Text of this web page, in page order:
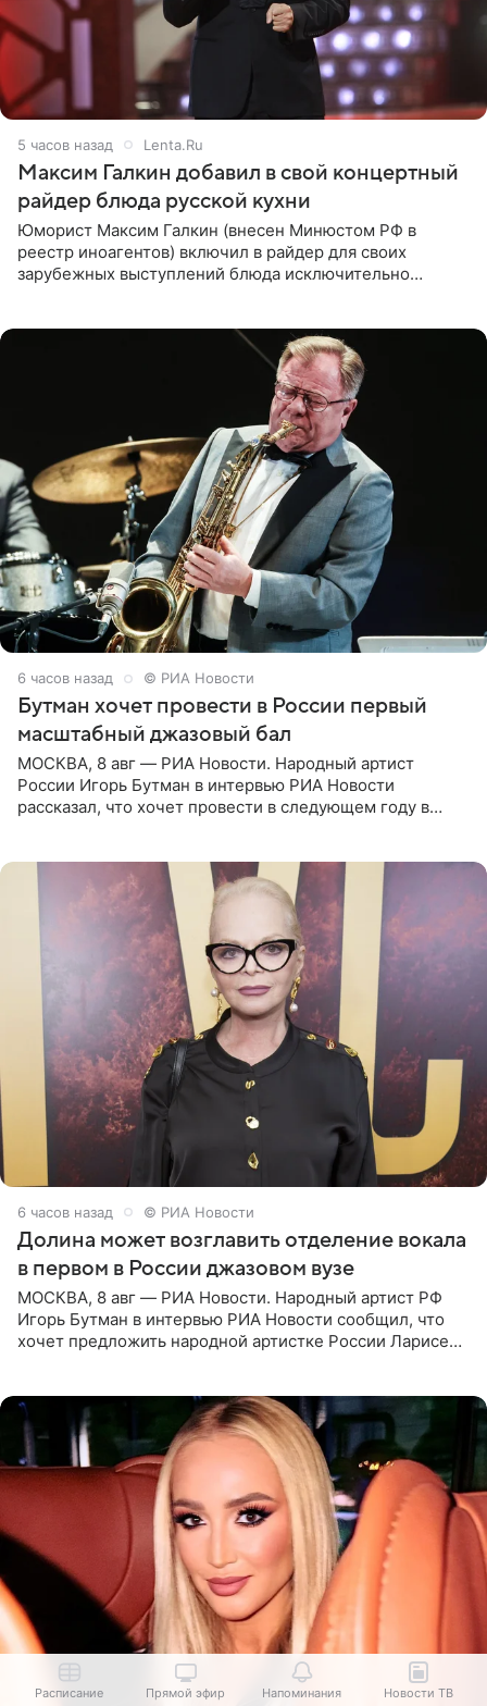
5 часов назад Lenta.Ru
Максим Галкин добавил в свой концертный
райдер блюда русской кухни
Юморист Максим Галкин (внесен Минюстом РФ в
реестр иноагентов) включил в райдер для своих
зарубежных выступлений блюда исключительно
6 часов назад © РИА Новости
Бутман хочет провести в России первый
масштабный джазовый бал
МОСКВА, 8 авг — РИА Новости. Народный артист
России Игорь Бутман в интервью РИА Новости
рассказал, что хочет провести в следующем году в
6 часов назад © РИА Новости
Долина может возглавить отделение вокала
в первом в России джазовом вузе
МОСКВА, 8 авг — РИА Новости. Народный артист РФ
Игорь Бутман в интервью РИА Новости сообщил, что
хочет предложить народной артистке России Ларисе
Расписание Прямой эфир Напоминания Новости ТВ